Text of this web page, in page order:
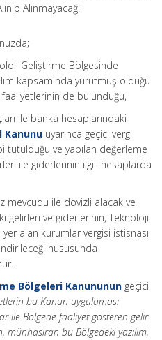
Alınmayacağı
Geliştirme Bölgesinde
kapsamında yürütmüş olduğu
faaliyetlerinin de bulunduğu,
ile banka hesaplarındaki
Kanunu uyarınca geçici vergi
ve yapılan değerleme
ile giderlerinin ilgili hesaplarda
mevcudu ile dövizli alacak ve
gelirleri ve giderlerinin, Teknoloji
alan kurumlar vergisi istisnası
hususunda
Bölgeleri Kanununun geçici
bu Kanun uygulaması
ile Bölgede faaliyet gösteren gelir
bu Bölgedeki yazılım,